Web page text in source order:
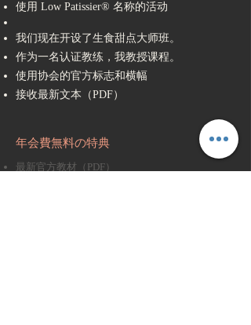
使用 Low Patissier® 名称的活动
我们现在开设了生食甜点大师班。
作为一名认证教练，我教授课程。
使用协会的官方标志和横幅
接收最新文本（PDF）
年会費無料の特典
最新官方教材（PDF）